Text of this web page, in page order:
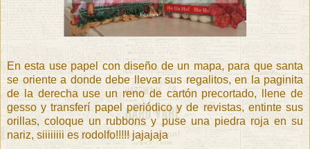
En esta use papel con diseño de un mapa, para que santa
se oriente a donde debe llevar sus regalitos, en la paginita
de la derecha use un reno de cartón precortado, llene de
gesso y transferí papel periódico y de revistas, entinte sus
orillas, coloque un rubbons y puse una piedra roja en su
nariz, siiiiiiii es rodolfo!!!!! jajajaja